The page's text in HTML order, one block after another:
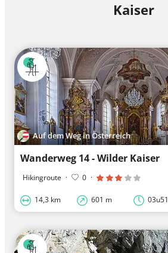
Kaiser
Auf dem Weg in Österreich
Wanderweg 14 - Wilder Kaiser
Hikingroute · 0 ·
14,3 km 601 m 03u51